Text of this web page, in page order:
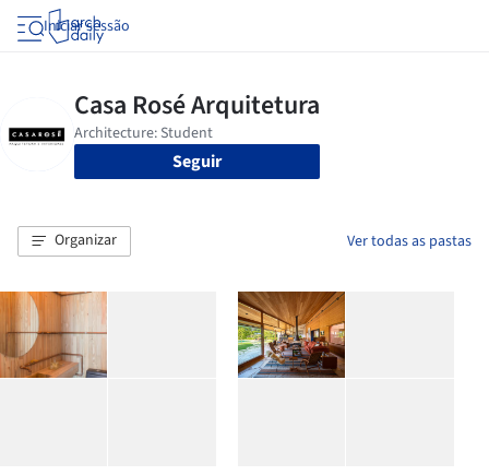
Iniciar sessão
Seguir
Organizar Ver todas as pastas